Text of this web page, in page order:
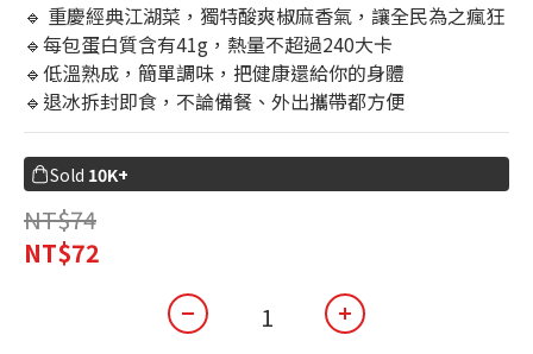
🔹 重慶經典江湖菜，獨特酸爽椒麻香氣，讓全民為之瘋狂
🔹每包蛋白質含有41g，熱量不超過240大卡
🔹低溫熟成，簡單調味，把健康還給你的身體
🔹退冰拆封即食，不論備餐、外出攜帶都方便
Sold 10K+
NT$74
NT$72